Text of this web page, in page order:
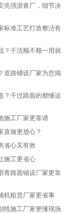
兆强沥青厂，细节决
标准工艺打造整洁有
？干活顺不顺一用就
道路铺设厂家为您揭
？干过路面的都懂这
施工厂家更靠谱
直做更放心？
省心又有效
施工更省心
青路面铺设厂家更靠
机租赁厂家更省事
线施工厂家更懂现场